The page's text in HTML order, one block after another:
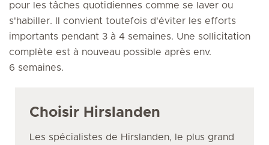
pour les tâches quotidiennes comme se laver ou
s'habiller. Il convient toutefois d'éviter les efforts
importants pendant 3 à 4 semaines. Une sollicitation
complète est à nouveau possible après env.
6 semaines.
Choisir Hirslanden
Les spécialistes de Hirslanden, le plus grand